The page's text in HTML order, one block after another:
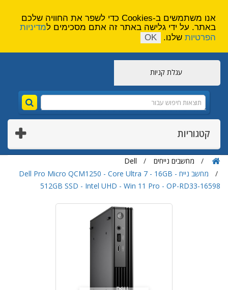
עגלת קניות
קטגוריות
מחשבים נייחים
Dell
מחשב נייח Dell Pro Micro QCM1250 - Core Ultra 7 - 16GB -
512GB SSD - Intel UHD - Win 11 Pro - OP-RD33-16598
אנו משתמשים ב-Cookies כדי לשפר את החוויה שלכם
באתר. על ידי גלישה באתר זה אתם מסכימים למדיניות
הפרטיות שלנו. OK